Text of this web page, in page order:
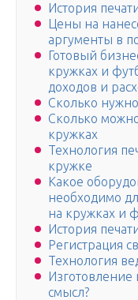
История
Цены на
аргументы в
Готовый
кружках и
доходов и
Сколько
Сколько можно
кружках
Технология
кружке
Какое
необходимо
на кружках и
История
Регистрация
Технология
Изготовление
смысл?